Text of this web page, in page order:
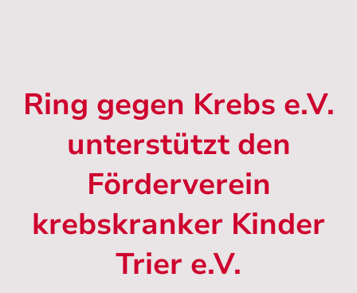
Ring gegen Krebs e.V.
unterstützt den
Förderverein
krebskranker Kinder
Trier e.V.